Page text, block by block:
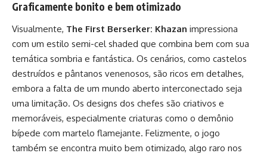
Graficamente bonito e bem otimizado
Visualmente, The First Berserker: Khazan impressiona
com um estilo semi-cel shaded que combina bem com sua
temática sombria e fantástica. Os cenários, como castelos
destruídos e pântanos venenosos, são ricos em detalhes,
embora a falta de um mundo aberto interconectado seja
uma limitação. Os designs dos chefes são criativos e
memoráveis, especialmente criaturas como o demônio
bípede com martelo flamejante. Felizmente, o jogo
também se encontra muito bem otimizado, algo raro nos